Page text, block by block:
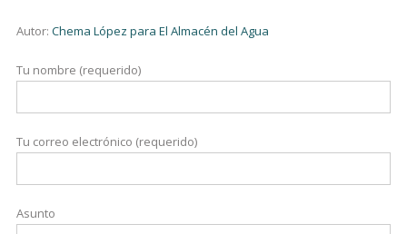
Autor: Chema López para El Almacén del Agua
Tu nombre (requerido)
Tu correo electrónico (requerido)
Asunto